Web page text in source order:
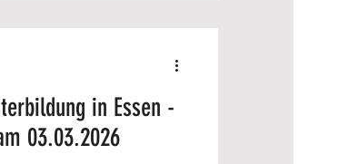
in Essen -
03.03.2026